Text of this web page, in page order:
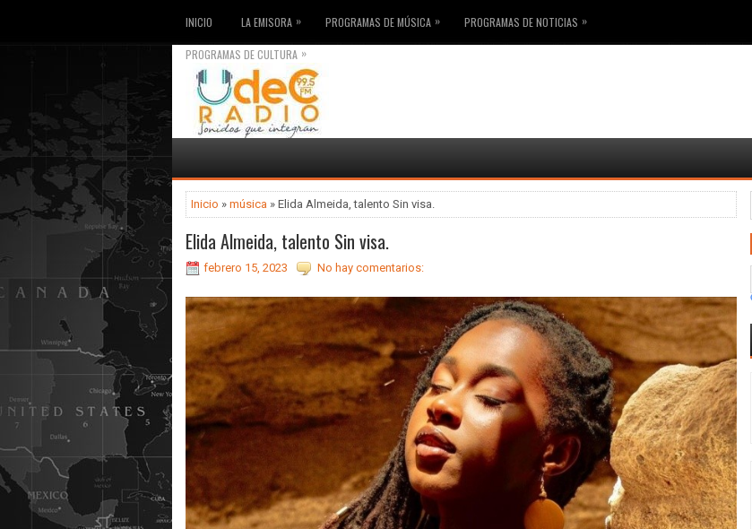
INICIO LA EMISORA » PROGRAMAS DE MÚSICA » PROGRAMAS DE NOTICIAS »
PROGRAMAS DE CULTURA »
Inicio » música » Elida Almeida, talento Sin visa.
Elida Almeida, talento Sin visa.
febrero 15, 2023 No hay comentarios: